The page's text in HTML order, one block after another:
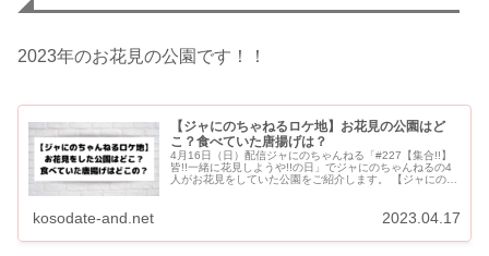
2023年のお花見の公園です！！
【ジャにのちゃねるロケ地】お花見の公園はど
こ？食べていた唐揚げは？
4月16日（日）配信ジャにのちゃんねる「#227【集合!!】
皆!!一緒に花見しようや!!の日」でジャにのちゃんねるの4
人がお花見をしていた公園をご紹介します。 【ジャにのち
kosodate-and.net 2023.04.17